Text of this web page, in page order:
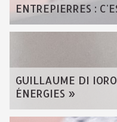
ENTREPIERRES :
GUILLAUME DI
ÉNERGIES »